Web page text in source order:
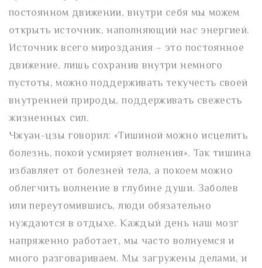
постоянном движении, внутри себя мы можем
открыть источник, наполняющий нас энергией.
Источник всего мироздания – это постоянное
движение, лишь сохранив внутри немного
пустоты, можно поддерживать текучесть своей
внутренней природы, поддерживать свежесть
жизненных сил.
Чжуан-цзы говорил: «Тишиной можно исцелить
болезнь, покой усмиряет волнения». Так тишина
избавляет от болезней тела, а покоем можно
облегчить волнение в глубине души. Заболев
или переутомившись, люди обязательно
нуждаются в отдыхе. Каждый день наш мозг
напряженно работает, мы часто волнуемся и
много разговариваем. Мы загружены делами, и